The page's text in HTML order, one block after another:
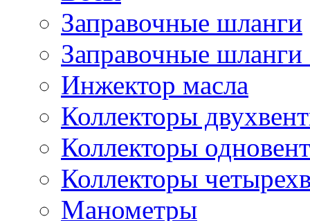
Заправочные шланги
Заправочные шланги
Инжектор масла
Коллекторы
Коллекторы
Коллекторы
Манометры